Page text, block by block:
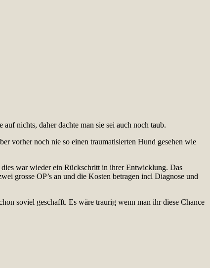
nichts, daher dachte man sie sei auch noch taub.
vorher noch nie so einen traumatisierten Hund gesehen wie
war wieder ein Rückschritt in ihrer Entwicklung. Das
grosse OP’s an und die Kosten betragen incl Diagnose und
soviel geschafft. Es wäre traurig wenn man ihr diese Chance